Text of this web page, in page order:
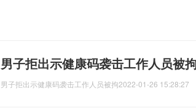
男子拒出示健康码袭击工作人员被
男子拒出示健康码袭击工作人员被拘2022-01-26 15:28:27